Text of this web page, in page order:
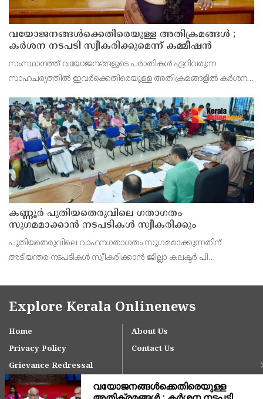
വയോജനങ്ങൾക്കെതിരെയുള്ള അതിക്രമങ്ങൾ ;
കർശന നടപടി സ്വീകരിക്കുമെന്ന് കമ്മീഷൻ
സംസ്ഥാനത്ത് വയോജനങ്ങളുടെ പരാതികൾ ഏറിവരുന്ന
സാഹചര്യത്തിൽ ഇവർക്കെതിരെയുള്ള അതിക്രമങ്ങളിൽ കർശന
കെ. സോമപ്രസാദ്.
കണ്ണൂർ പുതിയതെരുവിലെ ഗതാഗതം
സുഗമമാക്കാന്‍ നടപടികള്‍ സ്വീകരിക്കും
പുതിയതെരുവിലെ വാഹനഗതാഗതം സുഗമമാക്കുന്നതിന്
അടിയന്തര നടപടികള്‍ സ്വീകരിക്കാന്‍ ജില്ലാ കലക്ടര്‍ പി
Explore Kerala Onlinenews
Home
About Us
Privacy Policy
Contact Us
Grievance Redressal